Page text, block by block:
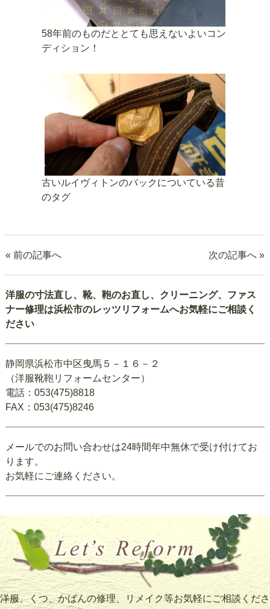
58年前のものだととても思えないよいコン
ディション！
古いルイヴィトンのバックについている昔
のタグ
« 前の記事へ 次の記事へ »
洋服の寸法直し、靴、鞄のお直し、クリーニング、ファス
ナー修理は浜松市のレッツリフォームへお気軽にご相談く
ださい
静岡県浜松市中区曳馬５－１６－２
（洋服靴鞄リフォームセンター）
電話：053(475)8818
FAX：053(475)8246
メールでのお問い合わせは24時間年中無休で受け付けてお
ります。
お気軽にご連絡ください。
洋服、くつ、かばんの修理、リメイク等お気軽にご相談くださ